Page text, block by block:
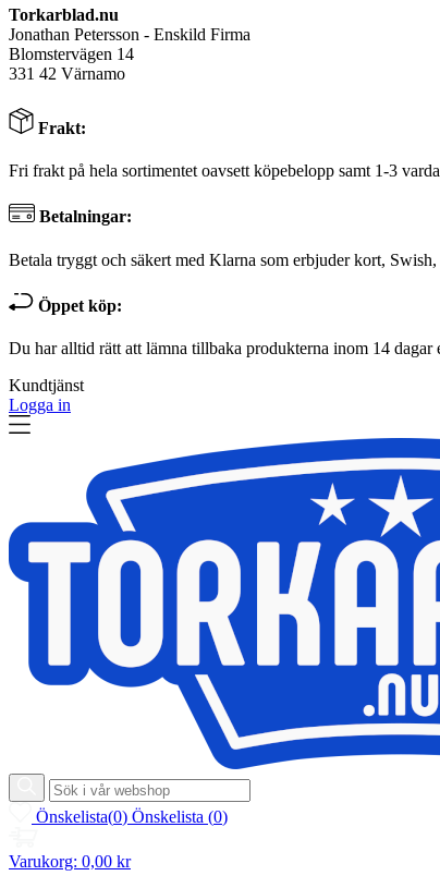
Torkarblad.nu
Jonathan Petersson - Enskild Firma
Blomstervägen 14
331 42 Värnamo
Frakt:
Fri frakt på hela sortimentet oavsett köpebelopp samt 1-3
Betalningar:
Betala tryggt och säkert med Klarna som erbjuder kort,
Öppet köp:
Du har alltid rätt att lämna tillbaka produkterna inom 14 dagar
Kundtjänst
Logga in
Önskelista(0) Önskelista (0)
Varukorg: 0,00 kr